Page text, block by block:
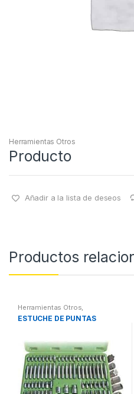
Herramientas Otros
Producto
Añadir a la lista de deseos
Productos
Herramientas Otros,
Herramientas De Mano ,
Herramientas De Mano,
otros
ESTUCHE DE PUNTAS